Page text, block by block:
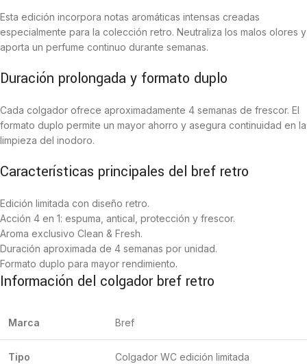
Esta edición incorpora notas aromáticas intensas creadas
especialmente para la colección retro. Neutraliza los malos olores y
aporta un perfume continuo durante semanas.
Duración prolongada y formato duplo
Cada colgador ofrece aproximadamente 4 semanas de frescor. El
formato duplo permite un mayor ahorro y asegura continuidad en la
limpieza del inodoro.
Características principales del bref retro
Edición limitada con diseño retro.
Acción 4 en 1: espuma, antical, protección y frescor.
Aroma exclusivo Clean & Fresh.
Duración aproximada de 4 semanas por unidad.
Formato duplo para mayor rendimiento.
Información del colgador bref retro
Marca Bref
Tipo Colgador WC edición limitada